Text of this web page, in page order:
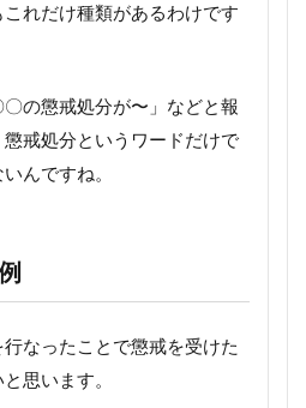
れだけ種類があるわけです
の懲戒処分が〜」などと報
戒処分というワードだけで
んですね。
なったことで懲戒を受けた
思います。